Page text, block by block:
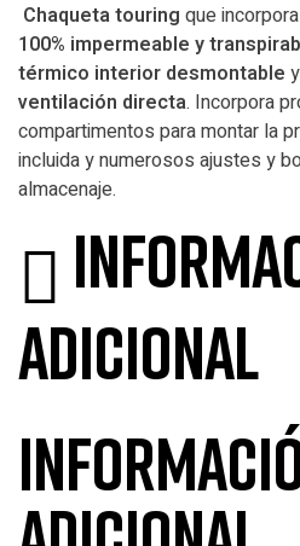
Chaqueta touring que
100% impermeable y
térmico interior desmontable
ventilación directa. Incorpora
compartimentos para montar la
incluida y numerosos ajustes y
almacenaje.
adicional